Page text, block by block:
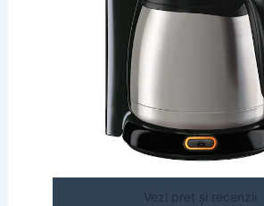
Vezi preț și recenzii